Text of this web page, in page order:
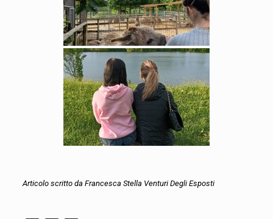
Articolo scritto da Francesca Stella Venturi Degli Esposti